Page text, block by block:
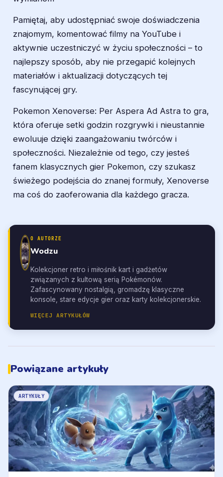
Pamiętaj, aby udostępniać swoje doświadczenia
znajomym, komentować filmy na YouTube i
aktywnie uczestniczyć w życiu społeczności – to
najlepszy sposób, aby nie przegapić kolejnych
materiałów i aktualizacji dotyczących tej
fascynującej gry.
Pokemon Xenoverse: Per Aspera Ad Astra to gra,
która oferuje setki godzin rozgrywki i nieustannie
ewoluuje dzięki zaangażowaniu twórców i
społeczności. Niezależnie od tego, czy jesteś
fanem klasycznych gier Pokemon, czy szukasz
świeżego podejścia do znanej formuły, Xenoverse
ma coś do zaoferowania dla każdego gracza.
O AUTORZE
Wodzu
Kolekcjoner retro i miłośnik kart i gadżetów
związanych z kultową serią Pokémonów.
Zafascynowany nostalgią, gromadzę klasyczne
konsole, stare edycje gier oraz karty kolekcjonerskie.
WIĘCEJ ARTYKUŁÓW
Powiązane artykuły
ARTYKUŁY